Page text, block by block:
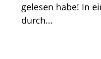
gelesen habe! In
durch…